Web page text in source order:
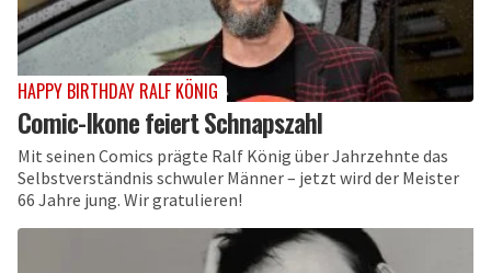
HAPPY BIRTHDAY RALF KÖNIG
Comic-Ikone feiert Schnapszahl
Mit seinen Comics prägte Ralf König über Jahrzehnte das
Selbstverständnis schwuler Männer – jetzt wird der Meister
66 Jahre jung. Wir gratulieren!